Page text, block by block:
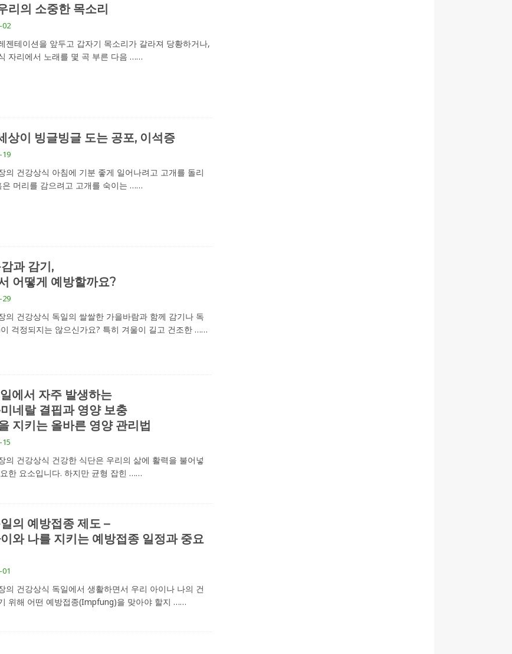
리의 소중한 목소리
02
젠테이션을 앞두고 갑자기 목소리가 갈라져 당황하거나,
자리에서 노래를 몇 곡 부른 다음 ……
상이 빙글빙글 도는 공포, 이석증
19
의 건강상식 아침에 기분 좋게 일어나려고 고개를 돌리
머리를 감으려고 고개를 숙이는 ……
과 감기,
어떻게 예방할까요?
29
의 건강상식 독일의 쌀쌀한 가을바람과 함께 감기나 독
걱정되지는 않으신가요? 특히 겨울이 길고 건조한 ……
에서 자주 발생하는
미네랄 결핍과 영양 보충
지키는 올바른 영양 관리법
15
의 건강상식 건강한 식단은 우리의 삶에 활력을 불어넣
한 요소입니다. 하지만 균형 잡힌 ……
의 예방접종 제도 –
와 나를 지키는 예방접종 일정과 중요
의 건강상식 독일에서 생활하면서 우리 아이나 나의 건
위해 어떤 예방접종(Impfung)을 맞아야 할지 ……